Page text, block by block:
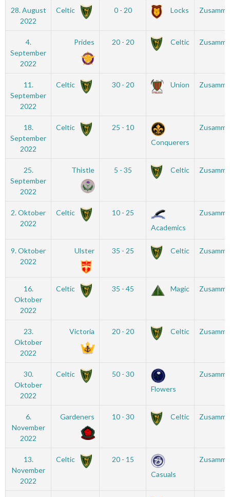
28. August
2022
Celtic 0 - 20 Locks
4.
September
2022
Prides 20 - 20 Celtic
11.
September
2022
Celtic 30 - 20 Union
18.
September
2022
Celtic
25 - 10
Conquerers
25.
September
2022
Thistle 5 - 35 Celtic
2. Oktober
2022
Celtic
10 - 25
Academics
9. Oktober
2022
Ulster 35 - 25 Celtic
16.
Oktober
2022
Celtic 35 - 45 Magic
23.
Oktober
2022
Victoria 20 - 20 Celtic
30.
Oktober
2022
Celtic
50 - 30
Flowers
6.
November
2022
Gardeners 10 - 30 Celtic
13.
November
2022
Celtic
20 - 15
Casuals